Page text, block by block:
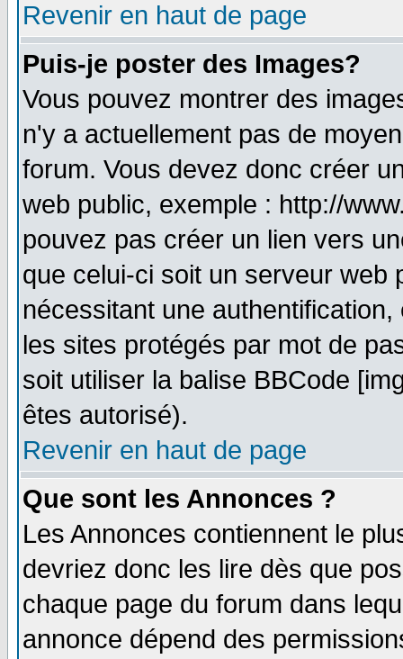
Revenir en haut de page
Puis-je poster des Images?
Vous pouvez montrer des
n'y a actuellement pas de
forum. Vous devez donc créer
web public, exemple : http://
pouvez pas créer un lien vers
que celui-ci soit un serveur web
nécessitant une
les sites protégés par mot de
soit utiliser la balise BBCode
êtes autorisé).
Revenir en haut de page
Que sont les Annonces ?
Les Annonces contiennent le
devriez donc les lire dès que
chaque page du forum dans
annonce dépend des